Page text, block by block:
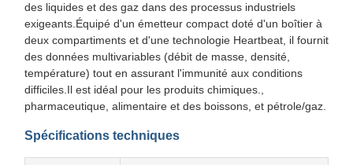
des liquides et des gaz dans des processus industriels
exigeants.Équipé d'un émetteur compact doté d'un boîtier à
deux compartiments et d'une technologie Heartbeat, il fournit
des données multivariables (débit de masse, densité,
température) tout en assurant l'immunité aux conditions
difficiles.Il est idéal pour les produits chimiques.,
pharmaceutique, alimentaire et des boissons, et pétrole/gaz.
Spécifications techniques